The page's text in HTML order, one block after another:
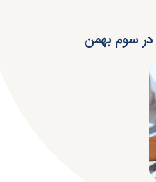
در سوم بهمن